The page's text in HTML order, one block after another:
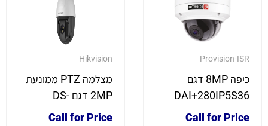
Provision-ISR
כיפה 8MP דגם
DAI+280IP5S36
Call for Price
Hikvision
מצלמה PTZ ממונעת
2MP דגם DS-
2DE5225IW-AE
Call for Price